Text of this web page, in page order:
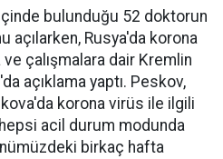
bulunduğu 52 doktorun
açılarken, Rusya'da korona
çalışmalara dair Kremlin
açıklama yaptı. Peskov,
korona virüs ile ilgili
acil durum modunda
birkaç hafta